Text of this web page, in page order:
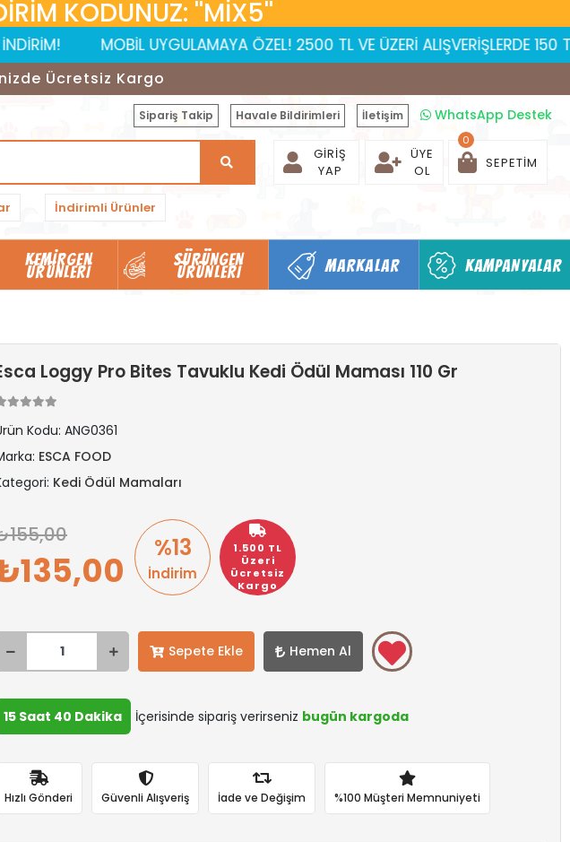
KODUNUZ: ''MİX5''
MOBİL UYGULAMAYA ÖZEL! 2500 TL VE ÜZERİ ALIŞVERİŞLERDE 150 TL
Ücretsiz Kargo
Sipariş Takip Havale Bildirimleri İletişim WhatsApp Destek
İndirimli Ürünler
GIRIŞ
YAP
ÜYE
OL
SEPETIM
0
KEMIRGEN
ÜRÜNLERI
SÜRÜNGEN
ÜRÜNLERI MARKALAR KAMPANYALAR
Loggy Pro Bites Tavuklu Kedi Ödül Maması 110 Gr
Kodu: ANG0361
ESCA FOOD
Kedi Ödül Mamaları
1.500 TL
Üzeri
Ücretsiz
Kargo
%13
İndirim
155,00
135,00
Sepete Ekle Hemen Al
15 Saat 40 Dakika İçerisinde sipariş verirseniz bugün kargoda
Hızlı Gönderi Güvenli Alışveriş İade ve Değişim %100 Müşteri Memnuniyeti